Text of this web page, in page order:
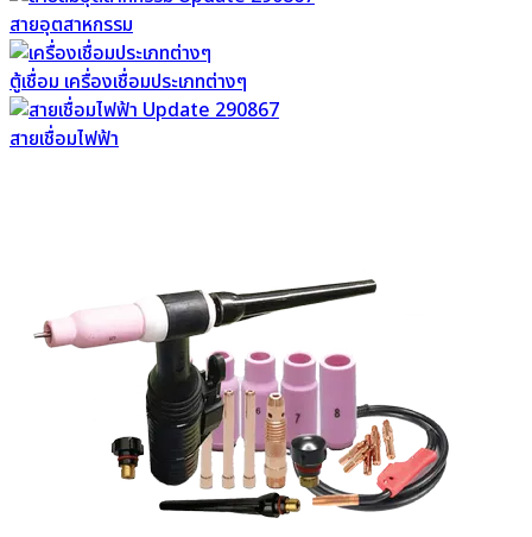
สายอุตสาหกรรม
ตู้เชื่อม เครื่องเชื่อมประเภทต่างๆ
สายเชื่อมไฟฟ้า